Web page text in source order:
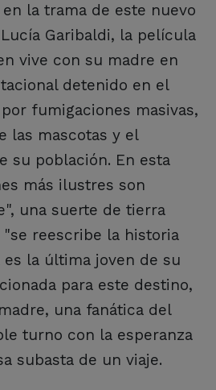
la trama de este nuevo
Garibaldi, la película
vive con su madre en
detenido en el
fumigaciones masivas,
las mascotas y el
su población. En esta
más ilustres son
una suerte de tierra
reescribe la historia
es la última joven de su
para este destino,
una fanática del
turno con la esperanza
subasta de un viaje.